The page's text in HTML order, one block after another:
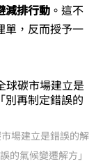
減排行動 。這不
單，反而授予一
場建立是錯誤的解
的氣候變遷解方」